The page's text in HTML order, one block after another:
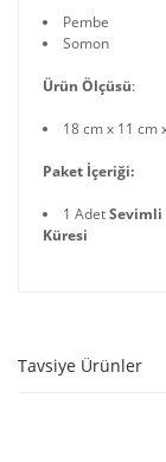
Pembe
Somon
Ürün Ölçüsü:
18 cm x 11 cm
Paket İçeriği:
1 AdetSevimli
Küresi
Tavsiye Ürünler